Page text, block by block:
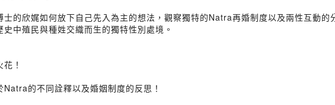
的欣娓如何放下自己先入為主的想法，觀察獨特的Natra再婚制度以及兩性互動的
中殖民與種姓交織而生的獨特性別處境。
！
的不同詮釋以及婚姻制度的反思！